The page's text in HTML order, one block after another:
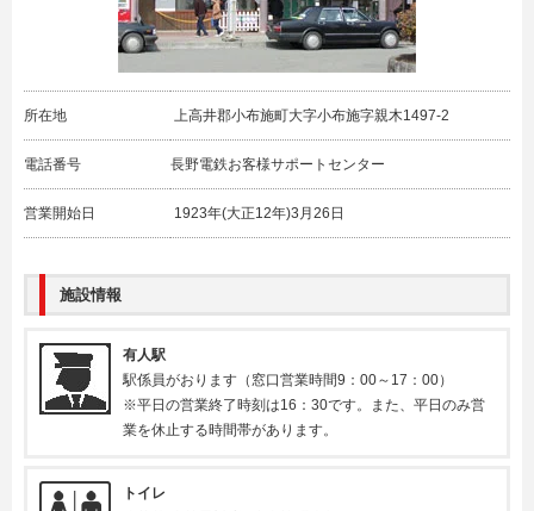
所在地 上高井郡小布施町大字小布施字親木1497-2
電話番号 長野電鉄お客様サポートセンター
営業開始日 1923年(大正12年)3月26日
施設情報
有人駅
駅係員がおります（窓口営業時間9：00～17：00）
※平日の営業終了時刻は16：30です。また、平日のみ営
業を休止する時間帯があります。
トイレ